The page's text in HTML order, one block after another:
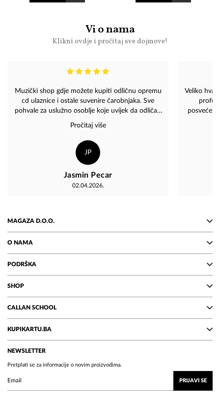
Vi o nama
Klikni ovdje i pročitaj sve dojmove!
Muzički shop gdje možete kupiti odličnu opremu
cd ulaznice i ostale suvenire čarobnjaka. Sve
pohvale za uslužno osoblje koje uvijek da odličan
svijet i uvijek se potrudi oko kupaca usluga .
Svako dobro
Pročitaj više
JP
Jasmin Pecar
02.04.2026.
Veliko
MAGAZA D.O.O.
O NAMA
PODRŠKA
SHOP
CALLAN SCHOOL
KUPIKARTU.BA
NEWSLETTER
Pretplati se za informacije o novim proizvodima.
PRIJAVI SE